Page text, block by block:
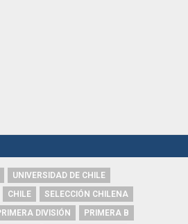
UNIVERSIDAD DE CHILE
CHILE
SELECCIÓN CHILENA
DIVISIÓN
PRIMERA B